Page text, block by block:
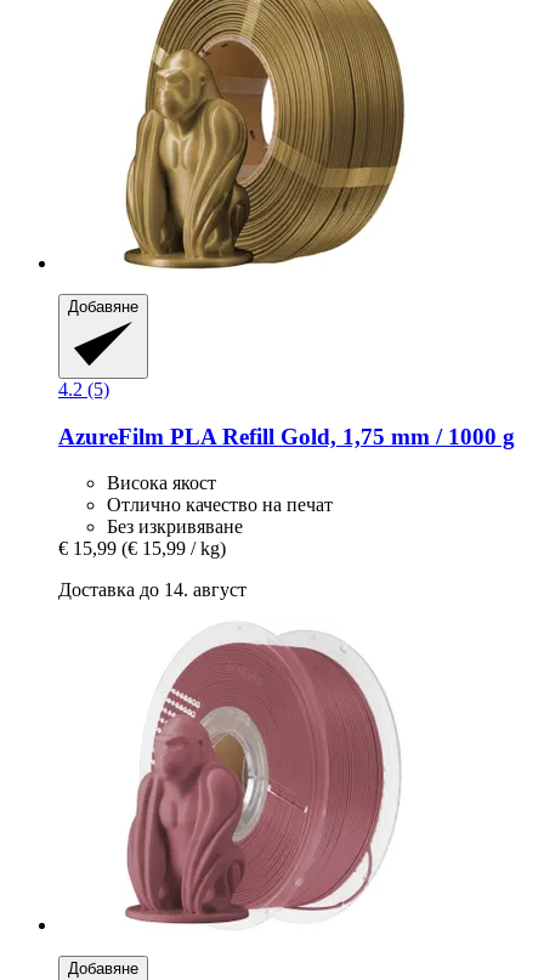
Добавяне
4.2 (5)
AzureFilm PLA Refill Gold, 1,75 mm / 1000 g
Висока якост
Отлично качество на печат
Без изкривяване
€ 15,99 (€ 15,99 / kg)
Доставка до 14. август
Добавяне